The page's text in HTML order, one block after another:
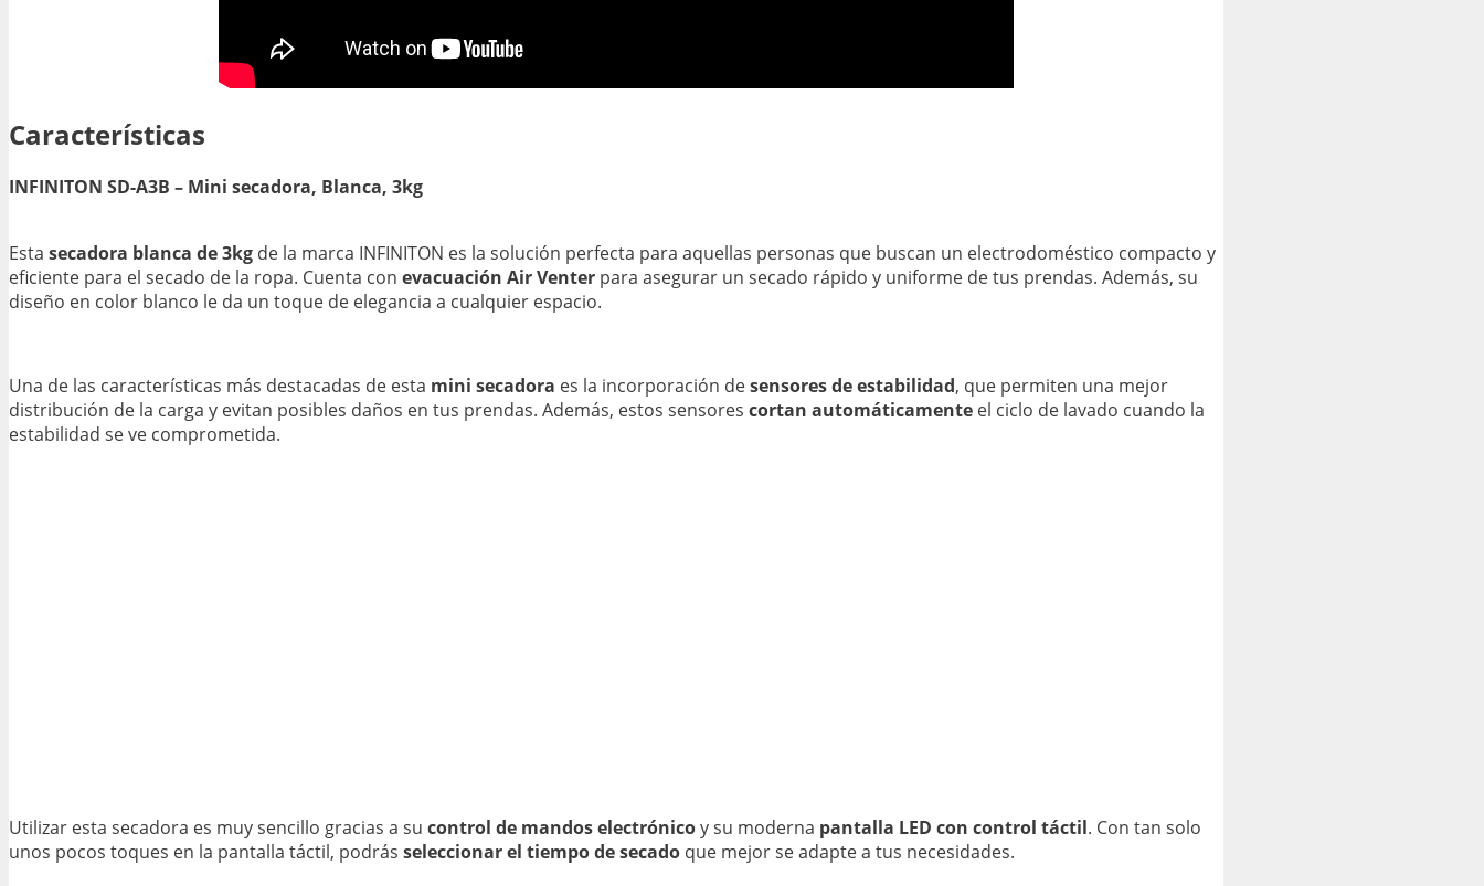
Características
INFINITON SD-A3B – Mini secadora, Blanca, 3kg
Esta secadora blanca de 3kg de la marca INFINITON es la solución perfecta para aquellas personas que buscan un electrodoméstico compacto y
eficiente para el secado de la ropa. Cuenta con evacuación Air Venter para asegurar un secado rápido y uniforme de tus prendas. Además, su
diseño en color blanco le da un toque de elegancia a cualquier espacio.
Una de las características más destacadas de esta mini secadora es la incorporación desensores de estabilidad, que permiten una mejor
distribución de la carga y evitan posibles daños en tus prendas. Además, estos sensores cortan automáticamente el ciclo de lavado cuando la
estabilidad se ve comprometida.
Utilizar esta secadora es muy sencillo gracias a su control de mandos electrónicoy su moderna pantalla LED con control táctil. Con tan solo
unos pocos toques en la pantalla táctil, podrás seleccionar el tiempo de secado que mejor se adapte a tus necesidades.